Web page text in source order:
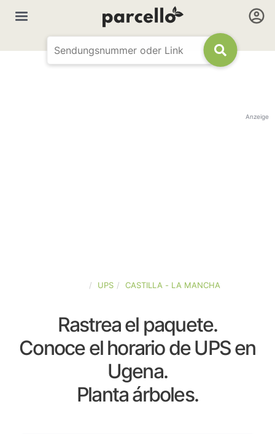
Anzeige
UPS CASTILLA - LA MANCHA
Rastrea el paquete.
Conoce el horario de UPS en
Ugena.
Planta árboles.